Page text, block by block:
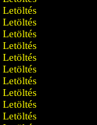
Letöltés
Letöltés
Letöltés
Letöltés
Letöltés
Letöltés
Letöltés
Letöltés
Letöltés
Letöltés